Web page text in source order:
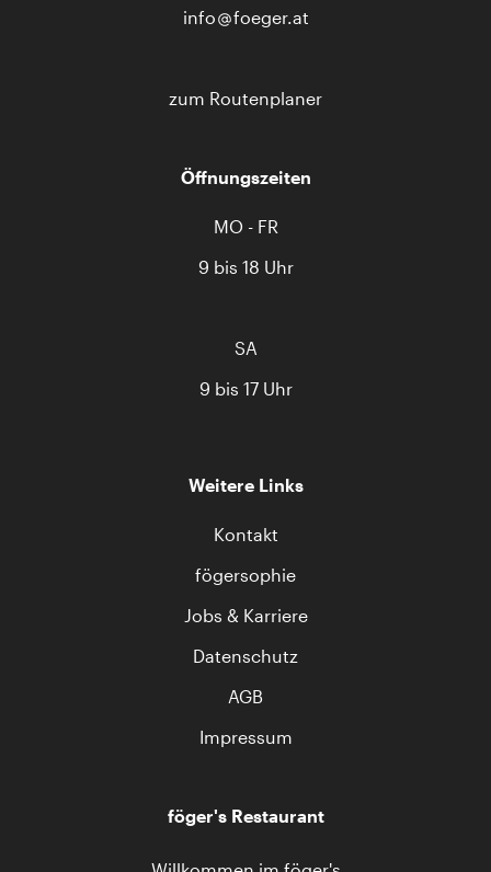
info
foeger.at
zum Routenplaner
Öffnungszeiten
MO - FR
9 bis 18 Uhr
SA
9 bis 17 Uhr
Weitere Links
Kontakt
fögersophie
Jobs & Karriere
Datenschutz
AGB
Impressum
föger's Restaurant